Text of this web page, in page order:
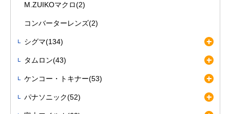
M.ZUIKOマクロ(2)
コンバーターレンズ(2)
シグマ(134)
タムロン(43)
ケンコー・トキナー(53)
パナソニック(52)